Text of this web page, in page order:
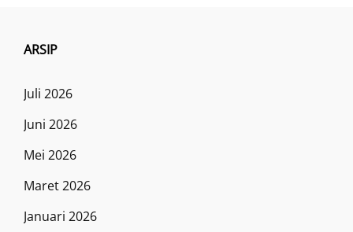
ARSIP
Juli 2026
Juni 2026
Mei 2026
Maret 2026
Januari 2026